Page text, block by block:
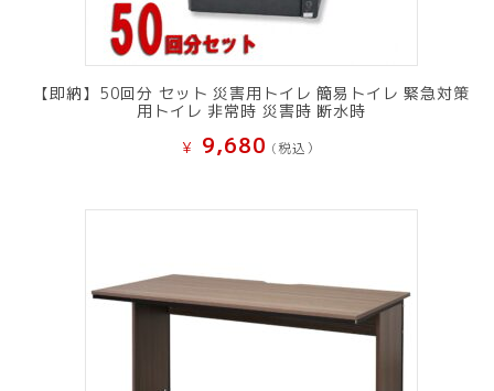
【即納】50回分 セット 災害用トイレ 簡易トイレ 緊急対策
用トイレ 非常時 災害時 断水時
¥ 9,680 (税込）